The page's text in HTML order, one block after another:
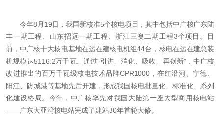
今年8月19日，我国新核准5个核电项目，其中包括中广核广东陆
丰一期工程、山东招远一期工程、浙江三澳二期工程3个项目。目
前，中广核十大核电基地在运在建核电机组44台，核电在运在建总装
机规模达5116.2万千瓦。通过“引进、消化、吸收、再创新”，中广核
改进推出的百万千瓦级核电技术品牌CPR1000，在红沿河、宁德、
阳江、防城港等基地先后开建，形成我国核电批量化、标准化、系列
化建设格局。今年，中广核率先对我国大陆第一座大型商用核电站
——广东大亚湾核电站完成了建站30年首轮大修。